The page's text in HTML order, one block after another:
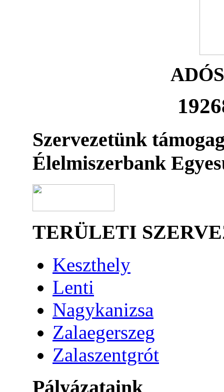
Szervezetünk
Élelmiszerbank
TERÜLETI
Keszthely
Lenti
Nagykanizsa
Zalaegerszeg
Zalaszentgrót
Pályázataink